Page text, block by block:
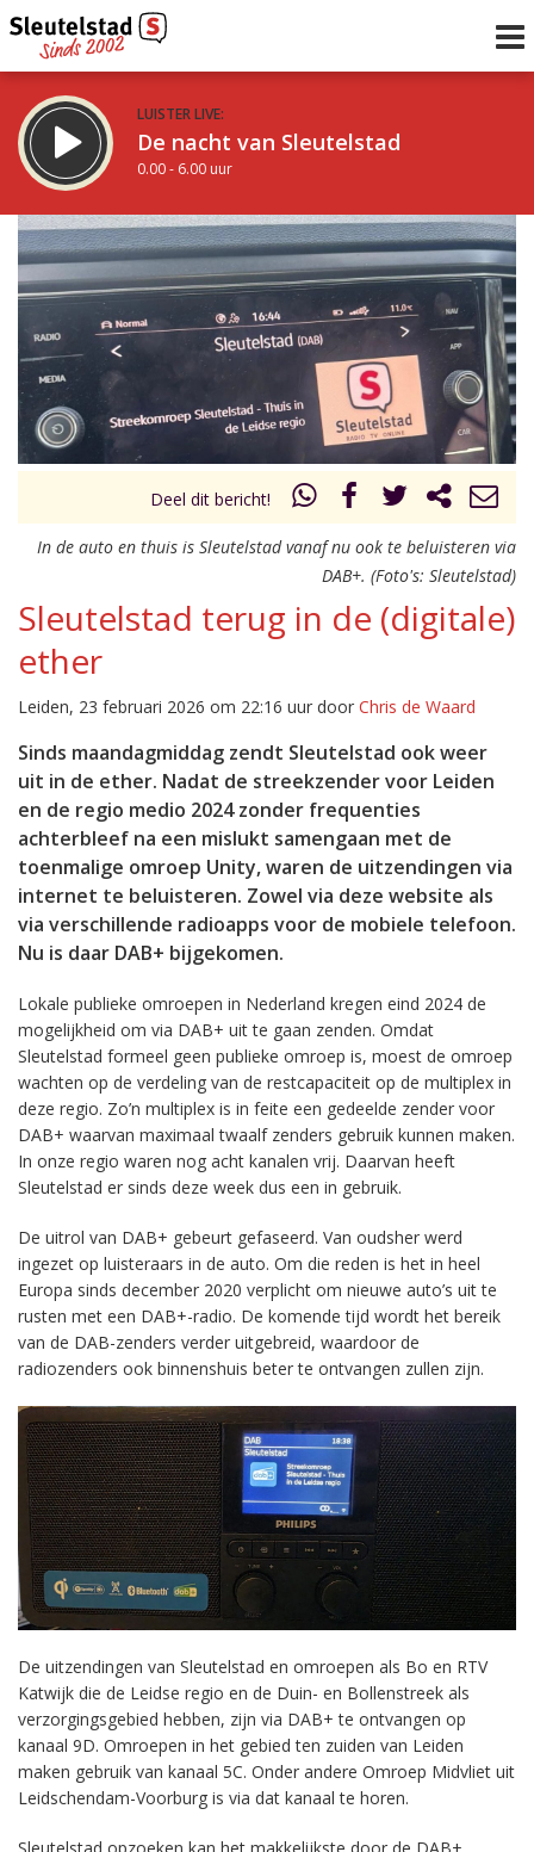
LUISTER LIVE:
De nacht van Sleutelstad
0.00 - 6.00 uur
STRAKS:
De ochtend van Sleutelstad
6.00 - 12.00 uur
Vorig uur
uur 1 van 0 Volgend uur
Deel dit bericht!
In de auto en thuis is Sleutelstad vanaf nu ook te beluisteren via
DAB+. (Foto's: Sleutelstad)
Sleutelstad terug in de (digitale)
ether
Leiden, 23 februari 2026 om 22:16 uur door Chris de Waard
Sinds maandagmiddag zendt Sleutelstad ook weer
uit in de ether. Nadat de streekzender voor Leiden
en de regio medio 2024 zonder frequenties
achterbleef na een mislukt samengaan met de
toenmalige omroep Unity, waren de uitzendingen via
internet te beluisteren. Zowel via deze website als
via verschillende radioapps voor de mobiele telefoon.
Nu is daar DAB+ bijgekomen.
Lokale publieke omroepen in Nederland kregen eind 2024 de
mogelijkheid om via DAB+ uit te gaan zenden. Omdat
Sleutelstad formeel geen publieke omroep is, moest de omroep
wachten op de verdeling van de restcapaciteit op de multiplex in
deze regio. Zo’n multiplex is in feite een gedeelde zender voor
DAB+ waarvan maximaal twaalf zenders gebruik kunnen maken.
In onze regio waren nog acht kanalen vrij. Daarvan heeft
Sleutelstad er sinds deze week dus een in gebruik.
De uitrol van DAB+ gebeurt gefaseerd. Van oudsher werd
ingezet op luisteraars in de auto. Om die reden is het in heel
Europa sinds december 2020 verplicht om nieuwe auto’s uit te
rusten met een DAB+-radio. De komende tijd wordt het bereik
van de DAB-zenders verder uitgebreid, waardoor de
radiozenders ook binnenshuis beter te ontvangen zullen zijn.
De uitzendingen van Sleutelstad en omroepen als Bo en RTV
Katwijk die de Leidse regio en de Duin- en Bollenstreek als
verzorgingsgebied hebben, zijn via DAB+ te ontvangen op
kanaal 9D. Omroepen in het gebied ten zuiden van Leiden
maken gebruik van kanaal 5C. Onder andere Omroep Midvliet uit
Leidschendam-Voorburg is via dat kanaal te horen.